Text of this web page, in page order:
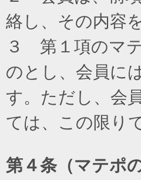
絡し、その内容
３ 第１項のマ
のとし、会員に
す。ただし、会
ては、この限り
第４条（マテポ